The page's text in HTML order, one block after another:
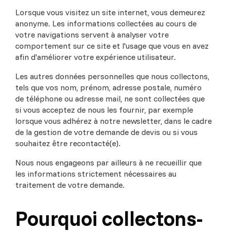
Lorsque vous visitez un site internet, vous demeurez
anonyme. Les informations collectées au cours de
votre navigations servent à analyser votre
comportement sur ce site et l'usage que vous en avez
afin d'améliorer votre expérience utilisateur.
Les autres données personnelles que nous collectons,
tels que vos nom, prénom, adresse postale, numéro
de téléphone ou adresse mail, ne sont collectées que
si vous acceptez de nous les fournir, par exemple
lorsque vous adhérez à notre newsletter, dans le cadre
de la gestion de votre demande de devis ou si vous
souhaitez être recontacté(e).
Nous nous engageons par ailleurs à ne recueillir que
les informations strictement nécessaires au
traitement de votre demande.
Pourquoi collectons-